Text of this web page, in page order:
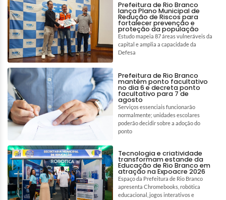
Prefeitura de Rio Branco
lança Plano Municipal de
Redução de Riscos para
fortalecer prevenção e
proteção da população
Estudo mapeia 87 áreas vulneráveis da
capital e amplia a capacidade da
Defesa
Prefeitura de Rio Branco
mantém ponto facultativo
no dia 6 e decreta ponto
facultativo para 7 de
agosto
Serviços essenciais funcionarão
normalmente; unidades escolares
poderão decidir sobre a adoção do
ponto
Tecnologia e criatividade
transformam estande da
Educação de Rio Branco em
atração na Expoacre 2026
Espaço da Prefeitura de Rio Branco
apresenta Chromebooks, robótica
educacional, jogos interativos e